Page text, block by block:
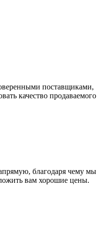
поставщиками,
качество продаваемого
благодаря чему мы
вам хорошие цены.